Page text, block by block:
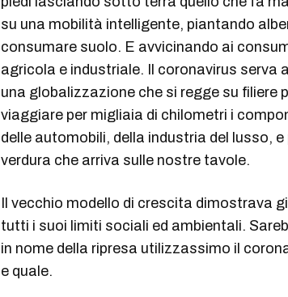
su una mobilità intelligente, piantando
consumare suolo. E avvicinando ai
agricola e industriale. Il coronavirus serva
una globalizzazione che si regge su filiere
viaggiare per migliaia di chilometri i
delle automobili, della industria del lusso,
verdura che arriva sulle nostre tavole.
Il vecchio modello di crescita dimostrava
tutti i suoi limiti sociali ed ambientali.
in nome della ripresa utilizzassimo il
e quale.